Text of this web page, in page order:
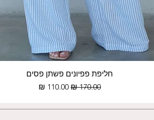
תצוגה מהירה
חליפת פפיונים פשתן פסים
מחיר רגיל מחיר מבצע